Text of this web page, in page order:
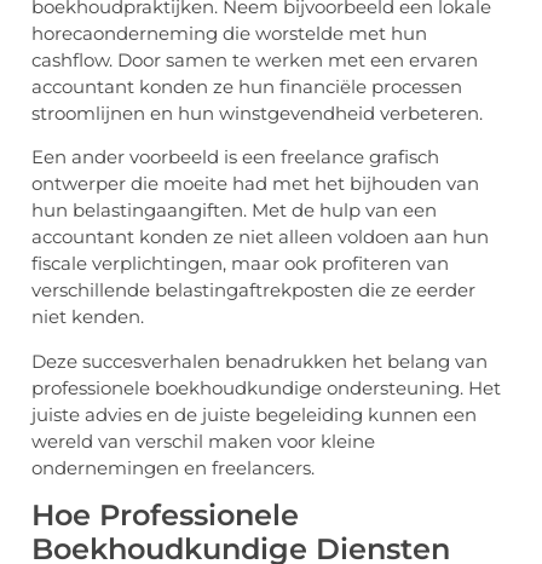
boekhoudpraktijken. Neem bijvoorbeeld een lokale
horecaonderneming die worstelde met hun
cashflow. Door samen te werken met een ervaren
accountant konden ze hun financiële processen
stroomlijnen en hun winstgevendheid verbeteren.
Een ander voorbeeld is een freelance grafisch
ontwerper die moeite had met het bijhouden van
hun belastingaangiften. Met de hulp van een
accountant konden ze niet alleen voldoen aan hun
fiscale verplichtingen, maar ook profiteren van
verschillende belastingaftrekposten die ze eerder
niet kenden.
Deze succesverhalen benadrukken het belang van
professionele boekhoudkundige ondersteuning. Het
juiste advies en de juiste begeleiding kunnen een
wereld van verschil maken voor kleine
ondernemingen en freelancers.
Hoe Professionele
Boekhoudkundige Diensten